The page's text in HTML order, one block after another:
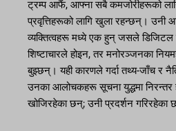
ट्रम्प आफैं, आफ्ना सबै कमजोरीहरूको
प्रवृत्तिहरूको लागि खुला रहन्छन्। उनी
व्यक्तित्वहरू मध्ये एक हुन् जसले डिजिटल
शिष्टाचारले होइन, तर मनोरञ्जनका
बुझ्छन्। यही कारणले गर्दा तथ्य-जाँच र
उनका आलोचकहरू सूचना युद्धमा निरन्तर
खोजिरहेका छन्; उनी प्रदर्शन गरिरहेका